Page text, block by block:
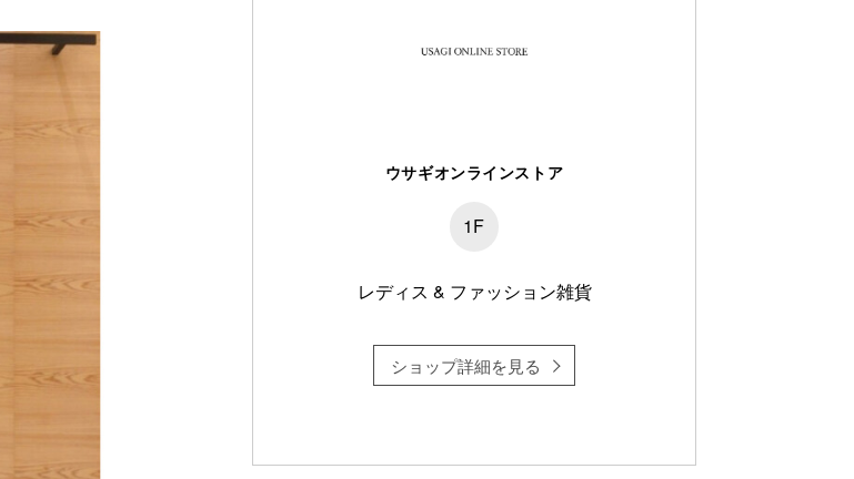
ウサギオンラインストア
1F
レディス & ファッション雑貨
ショップ詳細を見る